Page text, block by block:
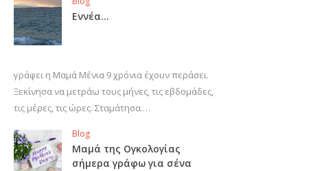
Εννέα…
γράφει η Μαμά Μένια 9 χρόνια έχουν περάσει.
Ξεκίνησα να μετράω τους μήνες, τις εβδομάδες,
τις μέρες, τις ώρες. Σταμάτησα.…
Blog
Μαμά της Ογκολογίας
σήμερα γράφω για σένα